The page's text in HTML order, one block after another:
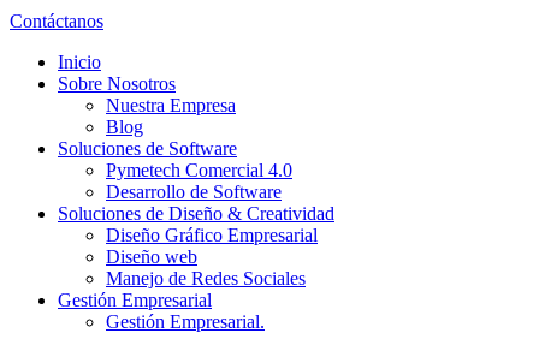
Contáctanos
Inicio
Sobre Nosotros
Nuestra Empresa
Blog
Soluciones de Software
Pymetech Comercial 4.0
Desarrollo de Software
Soluciones de Diseño & Creatividad
Diseño Gráfico Empresarial
Diseño web
Manejo de Redes Sociales
Gestión Empresarial
Gestión Empresarial.